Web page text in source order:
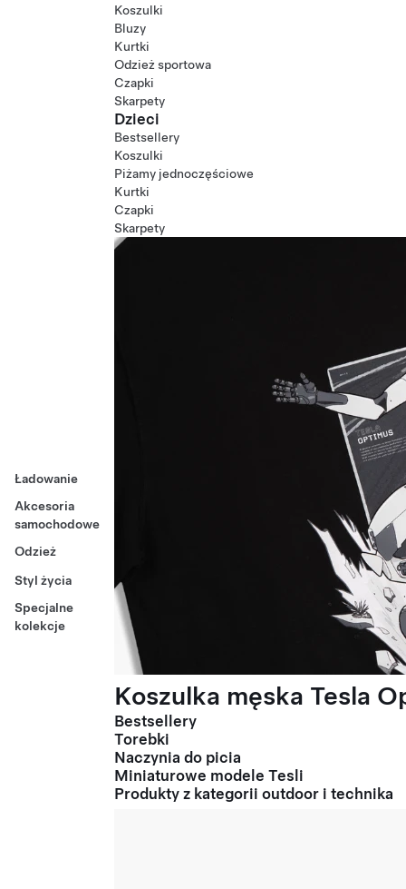
Ładowanie
Akcesoria
samochodowe
Odzież
Styl życia
Specjalne
kolekcje
Koszulki
Bluzy
Kurtki
Odzież sportowa
Czapki
Skarpety
Dzieci
Bestsellery
Koszulki
Piżamy jednoczęściowe
Kurtki
Czapki
Skarpety
Koszulka męska Tesla
Bestsellery
Torebki
Naczynia do picia
Miniaturowe modele Tesli
Produkty z kategorii outdoor i technika